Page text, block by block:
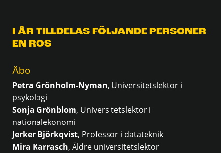
I ÅR TILLDELAS FÖLJANDE PERSONER
EN ROS
Åbo
Petra Grönholm-Nyman, Universitetslektor i
psykologi
Sonja Grönblom, Universitetslektor i
nationalekonomi
Jerker Björkqvist, Professor i datateknik
Mira Karrasch, Äldre universitetslektor